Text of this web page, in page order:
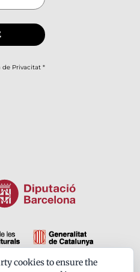
de Privacitat*
cookies to ensure the